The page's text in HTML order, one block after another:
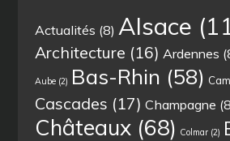
Actualités (8) Alsace
Architecture (16) Ardennes
Aube (2) Bas-Rhin (58)
Cascades (17) Champagne
Châteaux (68) Colmar (2)